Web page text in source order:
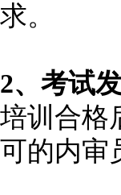
求。
2、考试
培训合格
可的内审